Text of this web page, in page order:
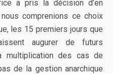
a pris la décision d’en
comprenions ce choix
les 15 premiers jours que
augurer de futurs
multiplication des cas de
de la gestion anarchique